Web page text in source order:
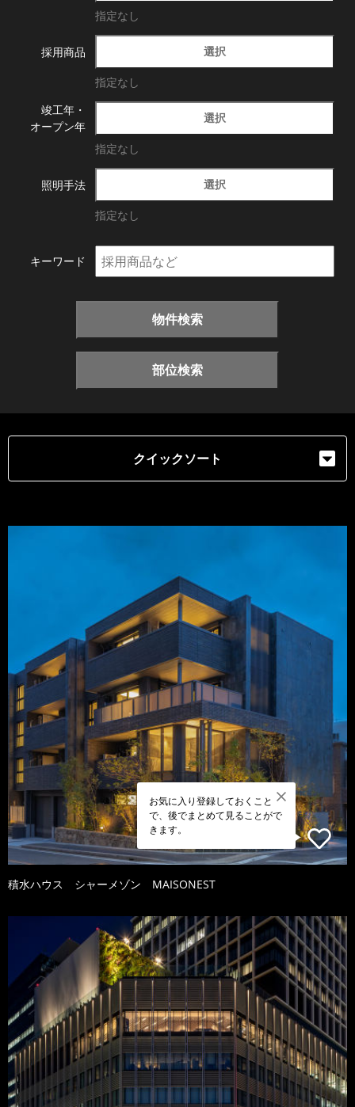
指定なし
採用商品 選択
指定なし
竣工年・
オープン年
選択
指定なし
照明手法 選択
指定なし
キーワード
物件検索
部位検索
クイックソート
お気に入り登録しておくこと
で、後でまとめて見ることがで
きます。
積水ハウス シャーメゾン MAISONEST